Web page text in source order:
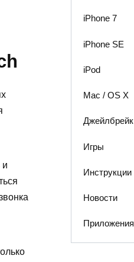
и
iPhone 7
iPhone SE
iPod
Mac / OS X
Джейлбрейк
Игры
Инструкции
Новости
Приложения